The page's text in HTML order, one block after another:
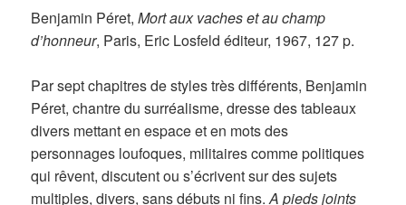
Benjamin Péret,Mort aux vaches et au champ
d’honneur, Paris, Eric Losfeld éditeur, 1967, 127 p.
Par sept chapitres de styles très différents, Benjamin
Péret, chantre du surréalisme, dresse des tableaux
divers mettant en espace et en mots des
personnages loufoques, militaires comme politiques
qui rêvent, discutent ou s’écrivent sur des sujets
multiples, divers, sans débuts ni fins.A pieds joints